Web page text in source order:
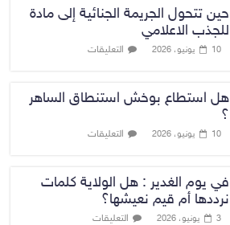
حين تتحول الجريمة الجنائية إلى مادة
للجذب الاعلامي
10 يونيو، 2026 التعليقات
هل استطاع بوخش استنطاق الساهر
؟
10 يونيو، 2026 التعليقات
في يوم الغدير : هل الولاية كلمات
نرددها أم قيم نعيشها؟
3 يونيو، 2026 التعليقات